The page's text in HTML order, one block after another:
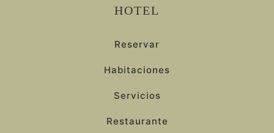
HOTEL
Reservar
Habitaciones
Servicios
Restaurante